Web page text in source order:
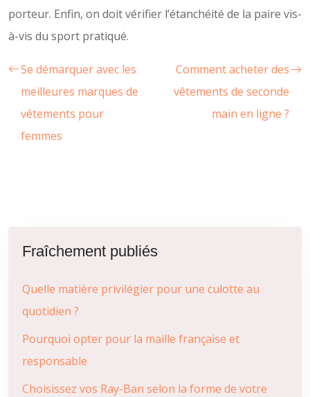
porteur. Enfin, on doit vérifier l’étanchéité de la paire vis-
à-vis du sport pratiqué.
Se démarquer avec les
meilleures marques de
vêtements pour
femmes
Comment acheter des
vêtements de seconde
main en ligne ?
Fraîchement publiés
Quelle matière privilégier pour une culotte au
quotidien ?
Pourquoi opter pour la maille française et
responsable
Choisissez vos Ray-Ban selon la forme de votre